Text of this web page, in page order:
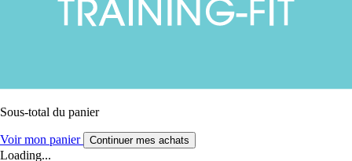
Sous-total du panier
Voir mon panier Continuer mes achats
Loading...